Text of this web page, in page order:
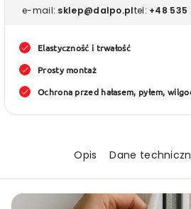
profil
UD,
15×8
mm
długości)
e-mail: sklep@dalpo.pltel: +48 535
Elastyczność i trwałość
Prosty montaż
Ochrona przed hałasem, pyłem,
Opis Dane